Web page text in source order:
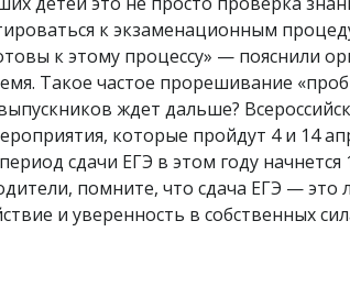
к экзаменационным
к этому процессу» — пояснили
Такое частое прорешивание
ждет дальше?
которые пройдут 4 и 14
сдачи ЕГЭ в этом году
помните, что сдача ЕГЭ —
и уверенность в собственных